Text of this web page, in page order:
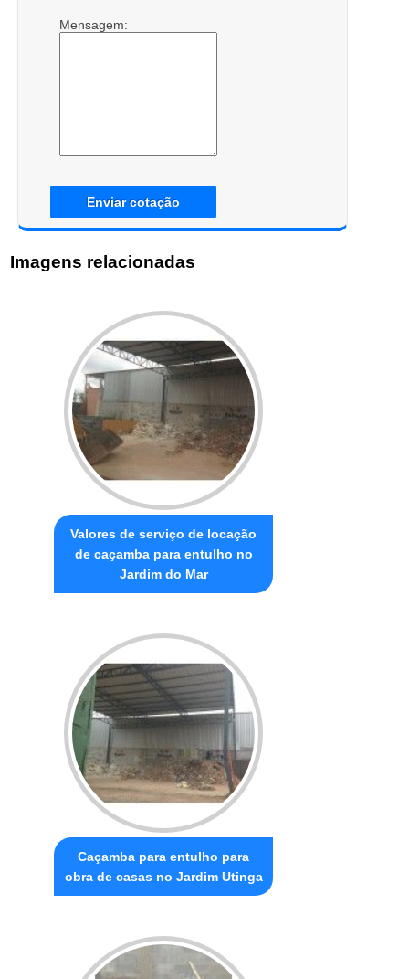
Mensagem:
Enviar cotação
Imagens relacionadas
Valores de serviço de locação
de caçamba para entulho no
Jardim do Mar
Caçamba para entulho para
obra de casas no Jardim Utinga